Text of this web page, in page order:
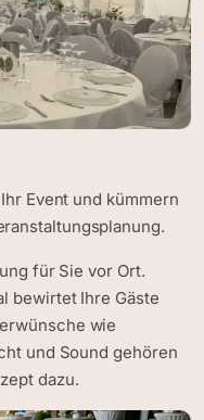
Event und kümmern
für Sie vor Ort.
bewirtet Ihre Gäste
wie
und Sound gehören
dazu.